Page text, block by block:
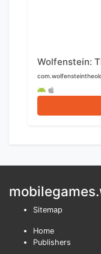
Wolfenstein:
Sitemap
Home
Publishers